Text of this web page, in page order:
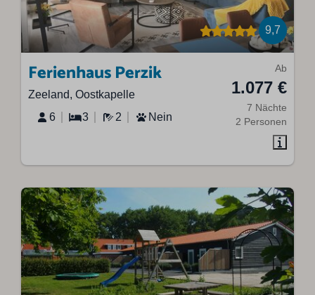
9,7
Ab
1.077 €
7 Nächte
2 Personen
Ferienhaus Perzik
Zeeland, Oostkapelle
6
3 2 Nein